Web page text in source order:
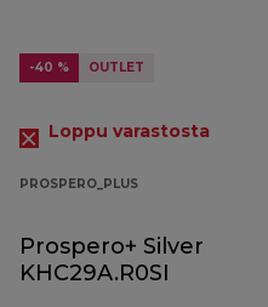
-40 % OUTLET
Loppu varastosta
PROSPERO_PLUS
Prospero+ Silver
KHC29A.R0SI